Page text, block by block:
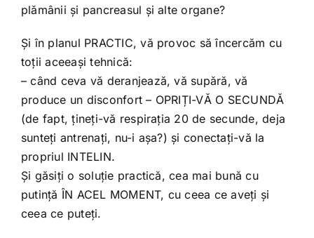
plămânii și pancreasul și alte organe?
Și în planul PRACTIC, vă provoc să încercăm cu
toții aceeași tehnică:
– când ceva vă deranjează, vă supără, vă
produce un disconfort – OPRIȚI-VĂ O SECUNDĂ
(de fapt, țineți-vă respirația 20 de secunde, deja
sunteți antrenați, nu-i așa?) și conectați-vă la
propriul INTELIN.
Și găsiți o soluție practică, cea mai bună cu
putință ÎN ACEL MOMENT, cu ceea ce aveți și
ceea ce puteți.